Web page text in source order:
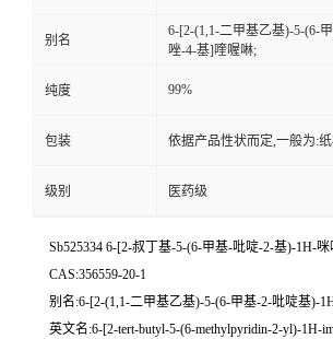
别名
6-[2-(1,1-二甲基乙基)-5-(6-
唑-4-基]喹喔啉;
纯度 99%
包装 依据产品性状而定,一般为:
级别 医药级
Sb525334 6-[2-叔丁基-5-(6-甲基-吡啶-2-基)-1H-
CAS:356559-20-1
别名:6-[2-(1,1-二甲基乙基)-5-(6-甲基-2-吡啶基)-
英文名:6-[2-tert-butyl-5-(6-methylpyridin-2-yl)-1H-